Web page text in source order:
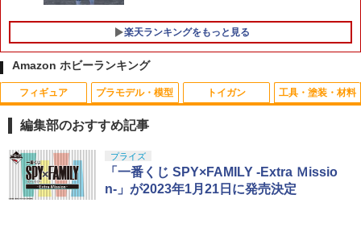
楽天ランキングをもっと見る
1
ぷにぷにシマエナガちゃん{ おもちゃ 玩
具 キャラクター }{ ギフト 誕生日 }{ 子ど
も会 施設 }[ 子供会 保育園 幼稚園 景品
柄指定不可】【不良対応不可】
￥950
1
KM企画 汎用14mm正ネジ ⇔14mm逆ネ
ジ サイレンサーアダプター◆CW CCW
延長 カスタム パーツ ジョイント サイレ
結 汎用
￥1,460
Amazon ホビーランキング
フィギュア
タカラトミー(TAKARA TOMY) T-SPAR
K トランスフォーマー ニューレジェンズ
NL-07 サウンドウェーブ 可動フィギュア
プラモデル・模型
BANDAI SPIRITS(バンダイ スピリッツ)
30MS SIS-J00 メルンジャ[カラーA] 色
分け済みプラモデル
トイガン
東京マルイ(TOKYO MARUI) No.25 コル
ト ガバメント HG 18歳以上エアーHOP
ハンドガン
工具・塗装・材料
LOCTITE(ロックタイト) シールはがし
プレミアム 220ml
￥962
編集部のおすすめ記事
プライズ
「一番くじ SPY×FAMILY -Extra Ｍissio
n-」が2023年1月21日に発売決定